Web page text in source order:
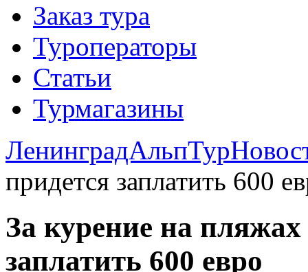
Заказ тура
Туроператоры
Статьи
Турмагазины
ЛенинградАльпТур
придется заплатить 600
За курение на
заплатить 600 евро